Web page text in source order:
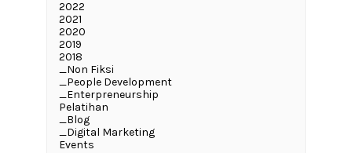
2022
2021
2020
2019
2018
_Non Fiksi
_People Development
_Enterpreneurship
Pelatihan
_Blog
_Digital Marketing
Events